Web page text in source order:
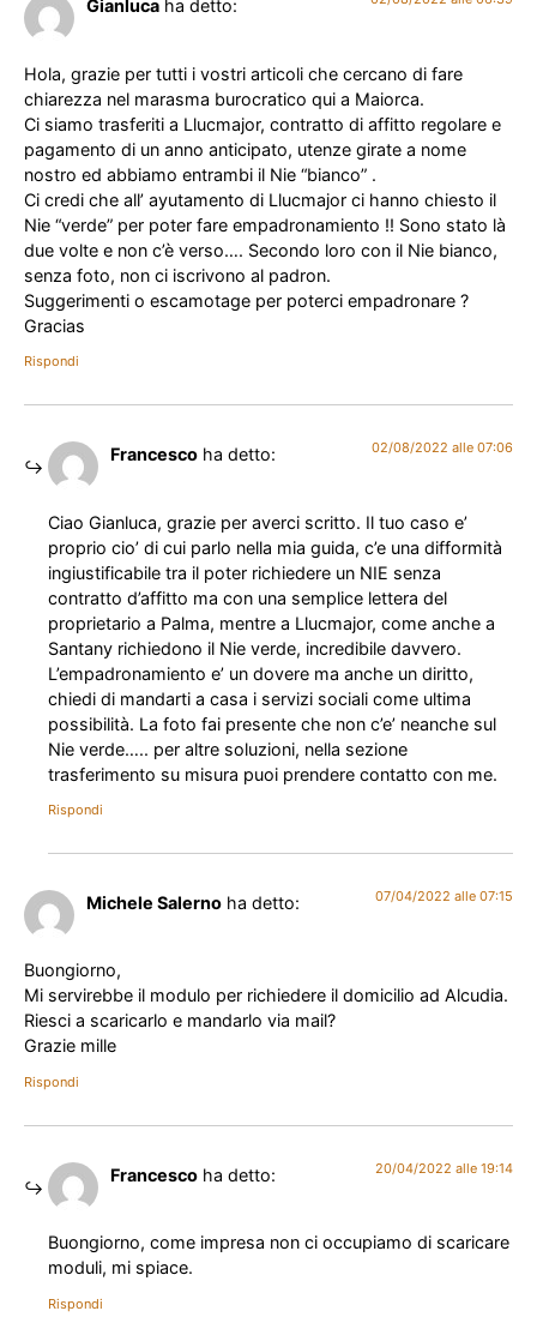
Gianluca ha detto:
Hola, grazie per tutti i vostri articoli che cercano di fare
chiarezza nel marasma burocratico qui a Maiorca.
Ci siamo trasferiti a Llucmajor, contratto di affitto regolare e
pagamento di un anno anticipato, utenze girate a nome
nostro ed abbiamo entrambi il Nie “bianco” .
Ci credi che all’ ayutamento di Llucmajor ci hanno chiesto il
Nie “verde” per poter fare empadronamiento !! Sono stato là
due volte e non c’è verso…. Secondo loro con il Nie bianco,
senza foto, non ci iscrivono al padron.
Suggerimenti o escamotage per poterci empadronare ?
Gracias
Rispondi
Francesco ha detto: 02/08/2022 alle 07:06
Ciao Gianluca, grazie per averci scritto. Il tuo caso e’
proprio cio’ di cui parlo nella mia guida, c’e una difformità
ingiustificabile tra il poter richiedere un NIE senza
contratto d’affitto ma con una semplice lettera del
proprietario a Palma, mentre a Llucmajor, come anche a
Santany richiedono il Nie verde, incredibile davvero.
L’empadronamiento e’ un dovere ma anche un diritto,
chiedi di mandarti a casa i servizi sociali come ultima
possibilità. La foto fai presente che non c’e’ neanche sul
Nie verde….. per altre soluzioni, nella sezione
trasferimento su misura puoi prendere contatto con me.
Rispondi
Michele Salerno ha detto: 07/04/2022 alle 07:15
Buongiorno,
Mi servirebbe il modulo per richiedere il domicilio ad Alcudia.
Riesci a scaricarlo e mandarlo via mail?
Grazie mille
Rispondi
Francesco ha detto: 20/04/2022 alle 19:14
Buongiorno, come impresa non ci occupiamo di scaricare
moduli, mi spiace.
Rispondi